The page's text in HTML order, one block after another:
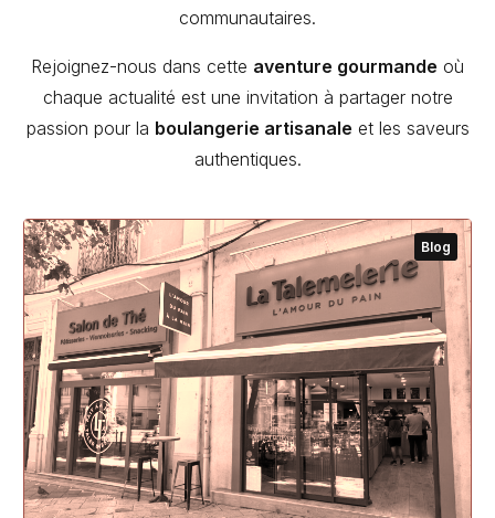
communautaires.
Rejoignez-nous dans cette aventure gourmande où
chaque actualité est une invitation à partager notre
passion pour la boulangerie artisanale et les saveurs
authentiques.
Blog